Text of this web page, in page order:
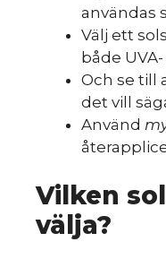
användas
Välj ett
både
Och se till
det vill
Använd
Vilken
välja?